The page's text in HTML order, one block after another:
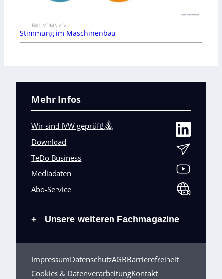
Bild: VDMA e.V.
Stimmung im Maschinenbau
Mehr Infos
Wir sind IVW geprüft!
Download
TeDo Business
Mediadaten
Abo-Service
+ Unsere weiteren Fachmagazine
ImpressumDatenschutzAGBBarrierefreiheit
Cookies & DatenverarbeitungKontakt